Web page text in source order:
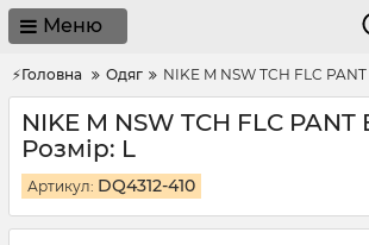
Меню
⚡Головна Одяг NIKE M NSW TCH FLC
NIKE M NSW TCH FLC PANT
Розмір: L
Артикул: DQ4312-410